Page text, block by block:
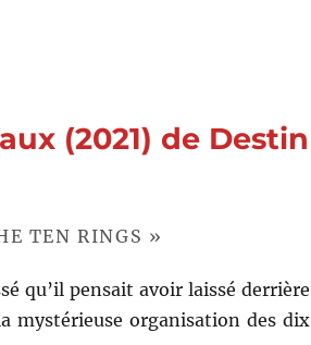
(2021) de Destin
TEN RINGS »
qu’il pensait avoir laissé derrière
mystérieuse organisation des dix